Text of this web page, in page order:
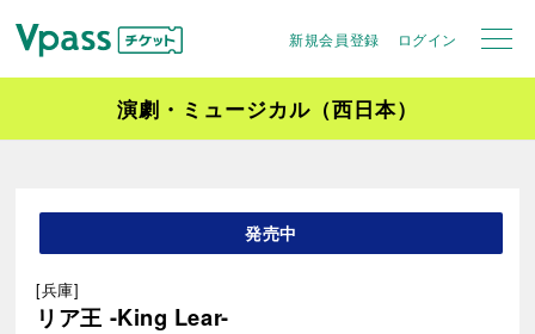
新規会員登録 ログイン
演劇・ミュージカル（西日本）
発売中
[兵庫]
リア王 -King Lear-